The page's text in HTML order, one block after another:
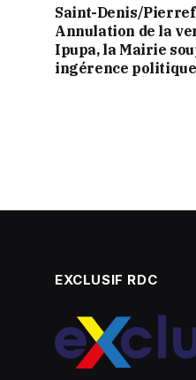
Saint-Denis/
Annulation de la
Ipupa, la Mairie
ingérence politique
EXCLUSIF RDC